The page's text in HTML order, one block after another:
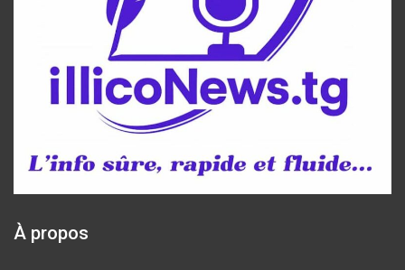
À propos